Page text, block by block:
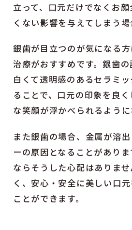
立って、口元だけでなくお
くない影響を与えてしまう場
銀歯が目立つのが気になる
治療がおすすめです。銀歯
白くて透明感のあるセラミ
ることで、口元の印象を良
な笑顔が浮かべられるように
また銀歯の場合、金属が溶
ーの原因となることがあり
ならそうした心配はありま
く、安心・安全に美しい口
ことができます。